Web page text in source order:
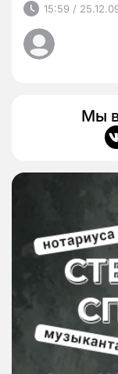
15:59 /
Мы